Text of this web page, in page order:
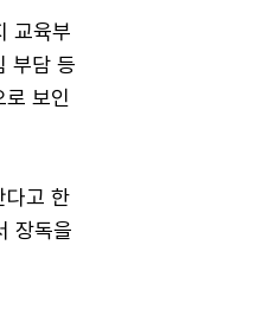
교육부
부담 등
보인
다고 한
장독을